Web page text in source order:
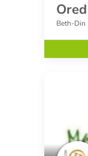
Ored
Beth-Din